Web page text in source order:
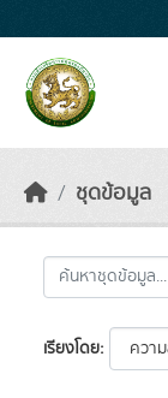
ชุดข้อมูล
เรียงโดย